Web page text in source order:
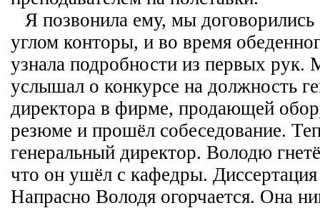
Я позвонила ему, мы договорились
углом конторы, и во время
узнала подробности из первых рук.
услышал о конкурсе на должность
директора в фирме, продающей
резюме и прошёл собеседование.
генеральный директор. Володю
что он ушёл с кафедры.
Напрасно Володя огорчается. Она